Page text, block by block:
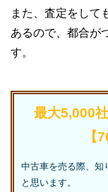
また、査定をして
あるので、都合が
す。
最大5,000
【
中古車を売る際、知
と思います。